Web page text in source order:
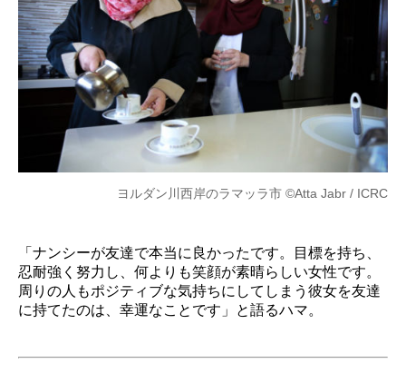
ヨルダン川西岸のラマッラ市 ©Atta Jabr / ICRC
「ナンシーが友達で本当に良かったです。目標を持ち、
忍耐強く努力し、何よりも笑顔が素晴らしい女性です。
周りの人もポジティブな気持ちにしてしまう彼女を友達
に持てたのは、幸運なことです」と語るハマ。